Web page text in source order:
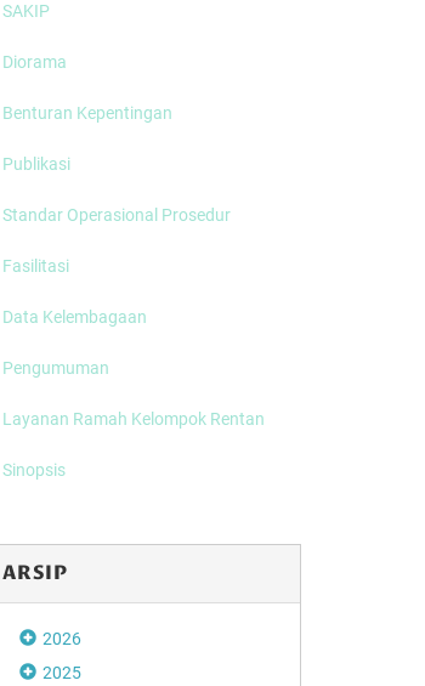
SAKIP
Diorama
Benturan Kepentingan
Publikasi
Standar Operasional Prosedur
Fasilitasi
Data Kelembagaan
Pengumuman
Layanan Ramah Kelompok Rentan
Sinopsis
ARSIP
2026
2025